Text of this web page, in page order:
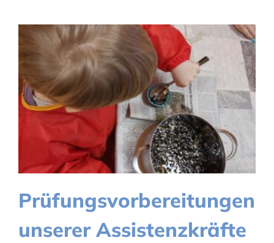
Prüfungsvorbereitungen
unserer Assistenzkräfte